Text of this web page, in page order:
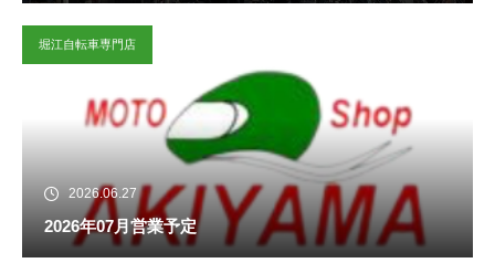
堀江自転車専門店
2026.06.27
2026年07月営業予定